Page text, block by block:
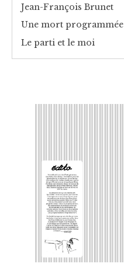
Jean-François Brunet
Une mort programmée
Le parti et le moi